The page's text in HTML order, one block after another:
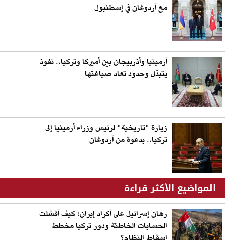
مع أردوغان في إسطنبول
أرمينيا وأذربيجان بين أميركا وتركيا.. نفوذ
يتبدّل وحدود تعاد صياغتها
زيارة "تاريخية" لرئيس وزراء أرمينيا إلى
تركيا.. بدعوة من أردوغان
المواضيع الأكثر قراءة
رهان إسرائيل على أكراد إيران: كيف أفشلت
الحسابات الخاطئة ودور تركيا مخطط